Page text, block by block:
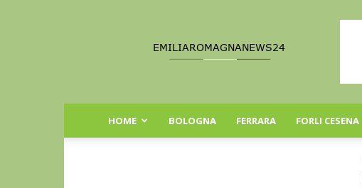
Romagna
HOME BOLOGNA FERRARA FORLI CESENA